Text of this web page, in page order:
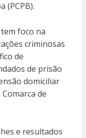
(PCPB).
foco na
criminosas
de
de prisão
domiciliar
de
e resultados